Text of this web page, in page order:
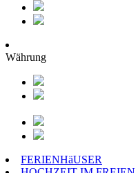
Währung
FERIENHäUSER